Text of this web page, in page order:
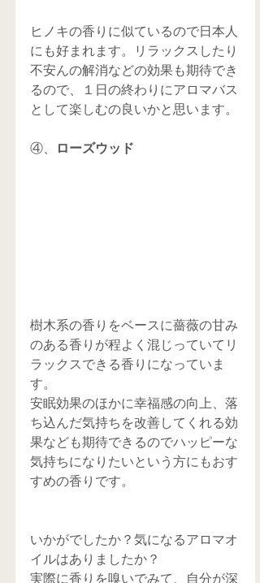
ヒノキの香りに似ているので日本人
にも好まれます。リラックスしたり
不安んの解消などの効果も期待でき
るので、１日の終わりにアロマバス
として楽しむの良いかと思います。
④、 ローズウッド
樹木系の香りをベースに薔薇の甘み
のある香りが程よく混じっていてリ
ラックスできる香りになっていま
す。
安眠効果のほかに幸福感の向上、落
ち込んだ気持ちを改善してくれる効
果なども期待できるのでハッピーな
気持ちになりたいという方にもおす
すめの香りです。
いかがでしたか？気になるアロマオ
イルはありましたか？
実際に香りを嗅いでみて、自分が深